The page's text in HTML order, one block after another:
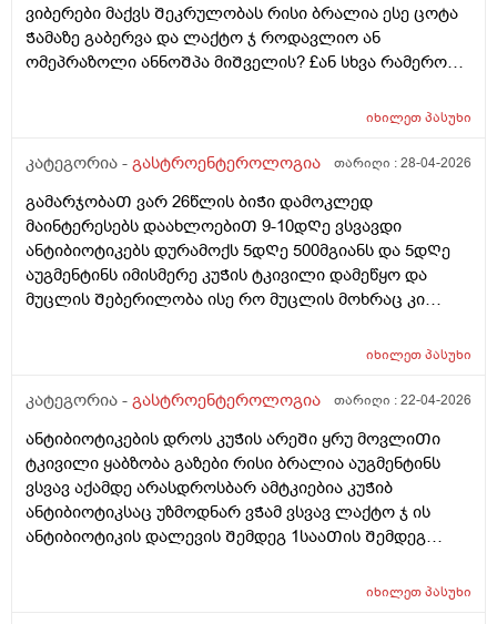
ვიბერები მაქვს Შეკრულობას რისი ბრალია ესე ცოტა
Ჭამაზე გაბერვა და ლაქტო ჯ როდავლიო ან
ომეპრაზოლი ანნოᲨპა მიᲨველის? £ან სხვა რამერომ
იხილეთპასუხი
კატეგორია - გასტროენტეროლოგია თარიღი :28-04-2026
გამარჯობაᲗ ვარ 26წლის ბიᲭი დამოკლედ
მაინტერესებს დაახლოებიᲗ 9-10დᲦე ვსვავდი
ანტიბიოტიკებს დურამოქს 5დᲦე 500მგიანს და 5დᲦე
აუგმენტინს იმისმერე კუᲭის ტკივილი დამეწყო და
მუცლის Შებერილობა ისე რო მუცლის მოხრაც კი
Შემდეგ.. ასევე კუᲭის Თავის ოდნავ ქვემოᲗ
დახრისას დისკომფორტიდა მსუბუქი ტკივილი ვიყიდე
კუᲭის ანᲗების სააწინააᲦმდეგო ან გაზების ან
გასტრიტის საწინააᲦმდეგო ასევე ნოᲨპა ფორტე
დავლიე ერᲗი აბი და Თუარ გამიარა როგორ მოვიქცე
ან რამე მირᲩიეᲗ დავლიო სხვა
იხილეთპასუხი
კატეგორია - გასტროენტეროლოგია თარიღი :22-04-2026
ანტიბიოტიკების დროს კუᲭის არეᲨი ყრუ მოვლიᲗი
ტკივილი ყაბზობა გაზები რისი ბრალია აუგმენტინს
ვსვავ აქამდე არასდროსბარ ამტკიებია კუᲭიბ
ანტიბიოტიკსაც უზმოდნარ ვᲭამ ვსვავ ლაქტო ჯ ის
ანტიბიოტიკის დალევის Შემდეგ 1სააᲗის Შემდეგ
იხილეთპასუხი